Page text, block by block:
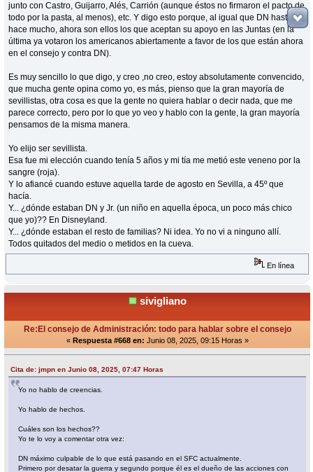
junto con Castro, Guijarro, Alés, Carrión (aunque éstos no firmaron el pacto de
todo por la pasta, al menos), etc. Y digo esto porque, al igual que DN hasta no
hace mucho, ahora son ellos los que aceptan su apoyo en las Juntas (en la
última ya votaron los americanos abiertamente a favor de los que están ahora
en el consejo y contra DN).
Es muy sencillo lo que digo, y creo ,no creo, estoy absolutamente convencido,
que mucha gente opina como yo, es más, pienso que la gran mayoría de
sevillistas, otra cosa es que la gente no quiera hablar o decir nada, que me
parece correcto, pero por lo que yo veo y hablo con la gente, la gran mayoría
pensamos de la misma manera.
Yo elijo ser sevillista.
Esa fue mi elección cuando tenía 5 años y mi tía me metió este veneno por la
sangre (roja).
Y lo afiancé cuando estuve aquella tarde de agosto en Sevilla, a 45º que
hacía.
Y... ¿dónde estaban DN y Jr. (un niño en aquella época, un poco más chico
que yo)?? En Disneyland.
Y... ¿dónde estaban el resto de familias? Ni idea. Yo no vi a ninguno allí.
Todos quitados del medio o metidos en la cueva.
En línea
sivigliano
Re:El consejo de Administración: todo para hablar sobre el consejo
« Respuesta #668 en: Junio 08, 2025, 09:15 Horas »
Cita de: jmpn en Junio 08, 2025, 07:47 Horas
Yo no hablo de creencias.
Yo hablo de hechos.
Cuáles son los hechos??
Yo te lo voy a comentar otra vez:
DN máximo culpable de lo que está pasando en el SFC actualmente.
Primero por desatar la guerra y segundo porque él es el dueño de las acciones con